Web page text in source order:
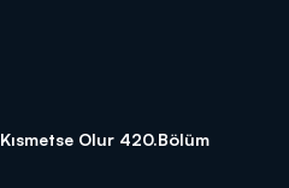
Kısmetse Olur 420.Bölüm